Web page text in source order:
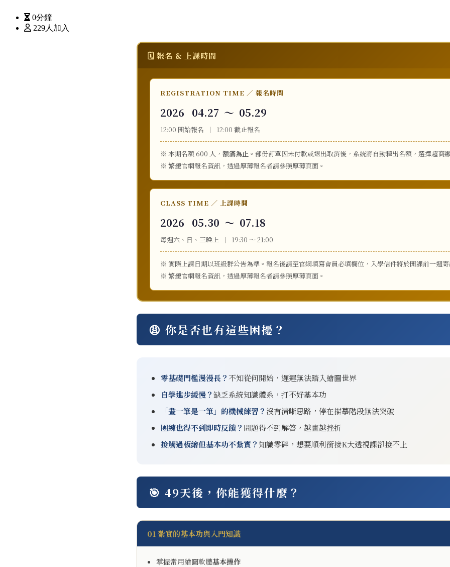
0分鐘
229人加入
🗓️ 報名 & 上課時間
REGISTRATION TIME ／ 報名時間
2026 04.27 ～ 05.29
12:00 開始報名 ｜ 12:00 截止報名
※ 本期名額 600 人， 額滿為止 。部份訂單因未付款或退出取消後，系統將自動釋出名額，選擇超商
※ 繁體官網報名資訊，透過厚薄報名者請參照厚薄頁面。
CLASS TIME ／ 上課時間
2026 05.30 ～ 07.18
每週六、日、三晚上 ｜ 19:30 ～ 21:00
※ 實際上課日期以班級群公告為準。報名後請至官網填寫會員必填欄位，入學信件將於開課前一週
※ 繁體官網報名資訊，透過厚薄報名者請參照厚薄頁面。
😩 你是否也有這些困擾？
零基礎門檻漫漫長？不知從何開始，遲遲無法踏入繪圖世界
自學進步緩慢？缺乏系統知識體系，打不好基本功
「畫一筆是一筆」的機械練習？沒有清晰思路，停在描摹階段無法突破
團練也得不到即時反饋？ 問題得不到解答，越畫越挫折
接觸過板繪但基本功不紮實？ 知識零碎，想要順利銜接K大透視課卻接不上
🎯 49天後，你能獲得什麼？
01 紮實的基本功與入門知識
掌握常用繪圖軟體基本操作